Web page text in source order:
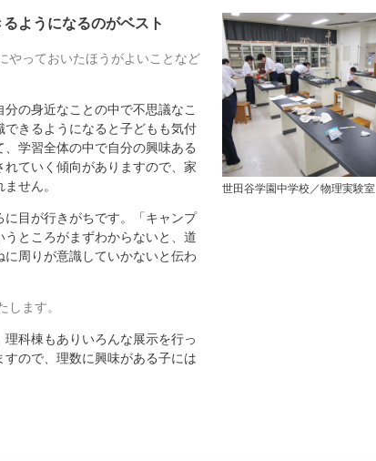
ようになるのがベスト
やっておいたほうがよいことなど
の身近なことの中で不思議なこ
きるようになると子どもも気付
学習全体の中で自分の興味ある
ていく傾向がありますので、家
せん。
目が行きがちです。「キャンプ
ところがまずわからないと、道
周りが意識していかないと伝わ
ます。
科棟もありいろんな展示を行っ
ので、理数に興味がある子には
世田谷学園中学校／物理実験室